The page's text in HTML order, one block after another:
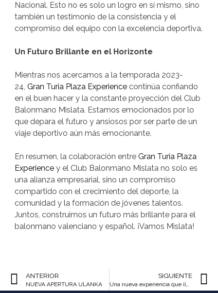
Nacional. Esto no es solo un logro en sí mismo, sino
también un testimonio de la consistencia y el
compromiso del equipo con la excelencia deportiva.
Un Futuro Brillante en el Horizonte
Mientras nos acercamos a la temporada 2023-
24, Gran Turia Plaza Experience continúa confiando
en el buen hacer y la constante proyección del Club
Balonmano Mislata. Estamos emocionados por lo
que depara el futuro y ansiosos por ser parte de un
viaje deportivo aún más emocionante.
En resumen, la colaboración entre Gran Turia Plaza
Experience y el Club Balonmano Mislata no solo es
una alianza empresarial, sino un compromiso
compartido con el crecimiento del deporte, la
comunidad y la formación de jóvenes talentos.
Juntos, construimos un futuro más brillante para el
balonmano valenciano y español. ¡Vamos Mislata!
ANTERIOR
NUEVA APERTURA ULANKA
SIGUIENTE
Una nueva experiencia que ilusiona.